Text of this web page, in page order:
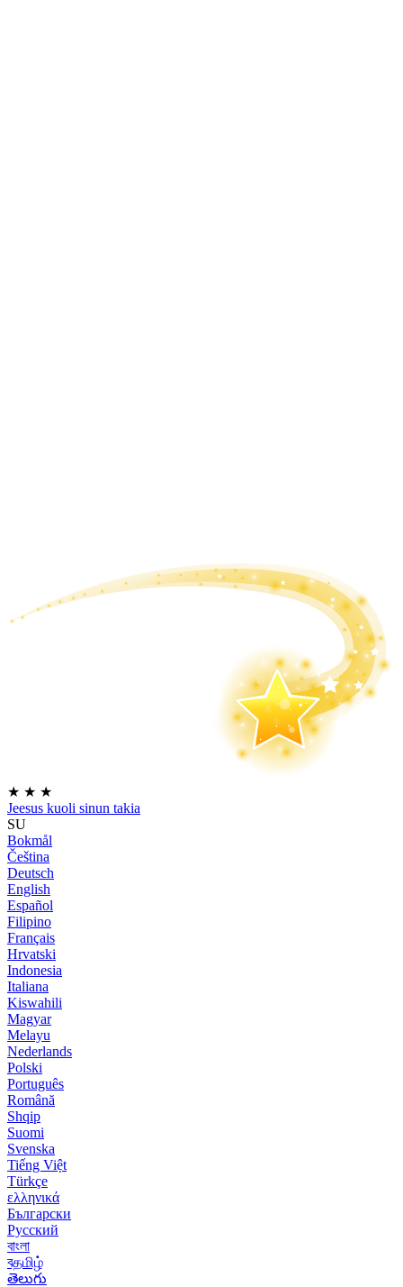
★ ★ ★
Jeesus kuoli sinun takia
SU
Bokmål
Čeština
Deutsch
English
Español
Filipino
Français
Hrvatski
Indonesia
Italiana
Kiswahili
Magyar
Melayu
Nederlands
Polski
Português
Română
Shqip
Suomi
Svenska
Tiếng Việt
Türkçe
ελληνικά
Български
Русский
বাংলা
বதமிழ்
తెలుగు